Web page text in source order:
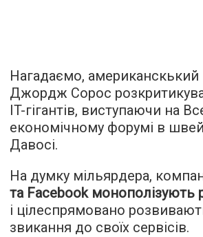
Нагадаємо, американскький
Джордж Сорос
IT-гігантів, виступаючи на
економічному форумі в
Давосі.
На думку мільярдера,
та Facebook монополізують
і цілеспрямовано
звикання до своїх сервісів.